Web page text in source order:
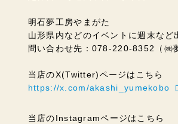
明石夢工房やまがた
山形県内などのイベントに週末など
問い合わせ先：078-220-8352（㈱
当店のX(Twitter)ページはこちら
https://x.com/akashi_yumekobo
当店のInstagramページはこちら